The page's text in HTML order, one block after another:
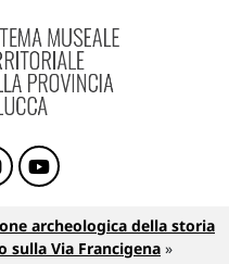
della
archeologica della storia
sulla Via Francigena